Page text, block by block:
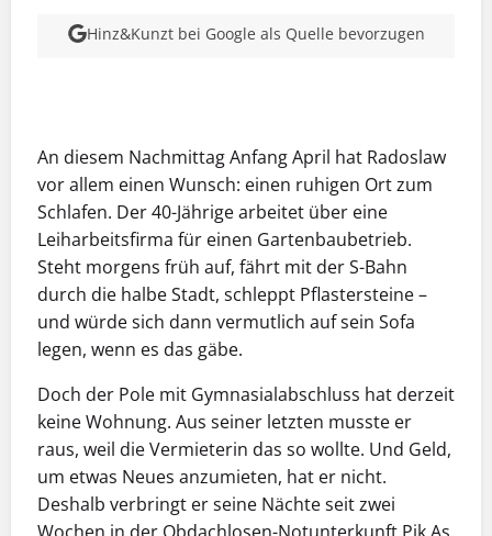
Hinz&Kunzt bei Google als Quelle bevorzugen
An diesem Nachmittag Anfang April hat Radoslaw
vor allem einen Wunsch: einen ruhigen Ort zum
Schlafen. Der 40-Jährige arbeitet über eine
Leiharbeitsfirma für einen Gartenbaubetrieb.
Steht morgens früh auf, fährt mit der S-Bahn
durch die halbe Stadt, schleppt Pflastersteine –
und würde sich dann vermutlich auf sein Sofa
legen, wenn es das gäbe.
Doch der Pole mit Gymnasialabschluss hat derzeit
keine Wohnung. Aus seiner letzten musste er
raus, weil die Vermieterin das so wollte. Und Geld,
um etwas Neues anzumieten, hat er nicht.
Deshalb verbringt er seine Nächte seit zwei